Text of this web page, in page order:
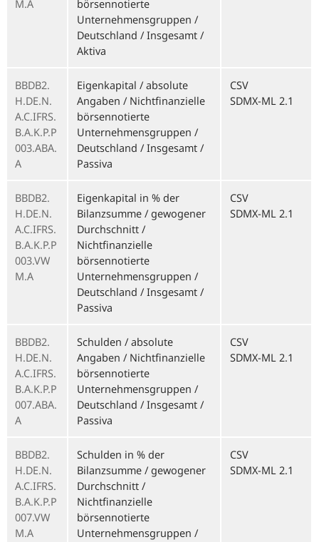
M.A
börsennotierte
Unternehmensgruppen /
Deutschland / Insgesamt /
Aktiva
BBDB2.
H.DE.N.
A.C.IFRS.
B.A.K.P.P
003.ABA.
A
Eigenkapital / absolute
Angaben / Nichtfinanzielle
börsennotierte
Unternehmensgruppen /
Deutschland / Insgesamt /
Passiva
CSV
SDMX-ML 2.1
BBDB2.
H.DE.N.
A.C.IFRS.
B.A.K.P.P
003.VW
M.A
Eigenkapital in % der
Bilanzsumme / gewogener
Durchschnitt /
Nichtfinanzielle
börsennotierte
Unternehmensgruppen /
Deutschland / Insgesamt /
Passiva
CSV
SDMX-ML 2.1
BBDB2.
H.DE.N.
A.C.IFRS.
B.A.K.P.P
007.ABA.
A
Schulden / absolute
Angaben / Nichtfinanzielle
börsennotierte
Unternehmensgruppen /
Deutschland / Insgesamt /
Passiva
CSV
SDMX-ML 2.1
BBDB2.
H.DE.N.
A.C.IFRS.
B.A.K.P.P
007.VW
M.A
Schulden in % der
Bilanzsumme / gewogener
Durchschnitt /
Nichtfinanzielle
börsennotierte
Unternehmensgruppen /
CSV
SDMX-ML 2.1